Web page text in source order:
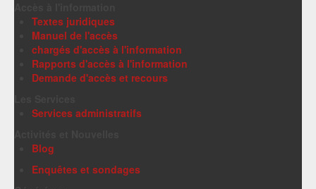
Textes juridiques
Manuel de l'accès
chargés d'accès à l'information
Rapports d'accès à l'information
Demande d'accès et recours
Services administratifs
Blog
Enquêtes et sondages